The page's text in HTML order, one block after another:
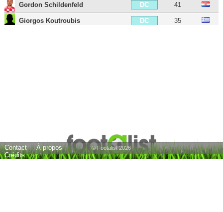
Gordon Schildenfeld DC 41
Giorgos Koutroubis DC 35
Renato Sanches MC 28
Contact
À propos
Crédits
© Footalist 2026